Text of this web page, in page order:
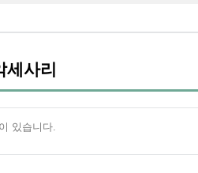
세사리
있습니다.